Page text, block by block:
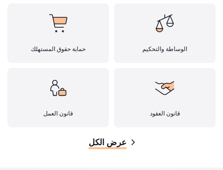
الوساطة والتحكيم حماية حقوق المستهلك
قانون العقود قانون العمل
عرض الكل